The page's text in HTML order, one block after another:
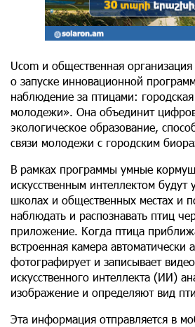
Ucom и общественная
о запуске инновационной
наблюдение за птицами:
молодежи». Она объединит
экологическое образование,
связи молодежи с городским
В рамках программы умные
искусственным интеллектом будут
школах и общественных местах и
наблюдать и распознавать птиц
приложение. Когда птица
встроенная камера автоматически
фотографирует и записывает
искусственного интеллекта (ИИ)
изображение и определяют вид
Эта информация отправляется в